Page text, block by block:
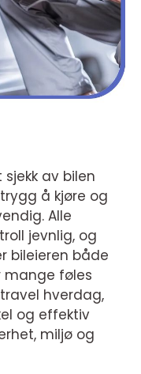
av bilen
å kjøre og
Alle
jevnlig, og
bileieren både
mange føles
hverdag,
og effektiv
miljø og